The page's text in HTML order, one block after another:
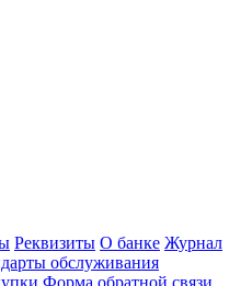
Реквизиты О банке Журнал
обслуживания
Форма обратной связи